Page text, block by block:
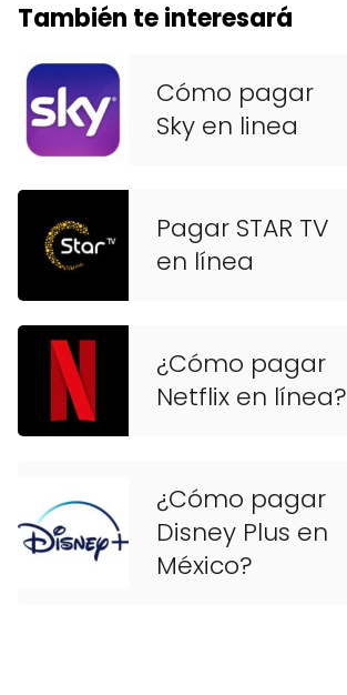
También te interesará
Cómo pagar
Sky en linea
Pagar STAR TV
en línea
¿Cómo pagar
Netflix en línea?
¿Cómo pagar
Disney Plus en
México?